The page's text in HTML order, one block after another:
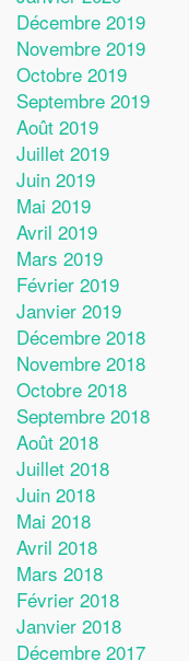
Décembre 2019
Novembre 2019
Octobre 2019
Septembre 2019
Août 2019
Juillet 2019
Juin 2019
Mai 2019
Avril 2019
Mars 2019
Février 2019
Janvier 2019
Décembre 2018
Novembre 2018
Octobre 2018
Septembre 2018
Août 2018
Juillet 2018
Juin 2018
Mai 2018
Avril 2018
Mars 2018
Février 2018
Janvier 2018
Décembre 2017